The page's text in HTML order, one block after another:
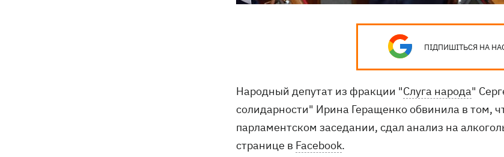
ПІДПИШІТЬСЯ НА НАС
Народный депутат из фракции "Слуга народа"
солидарности" Ирина Геращенко обвинила в том,
парламентском заседании, сдал анализ на
странице в Facebook.